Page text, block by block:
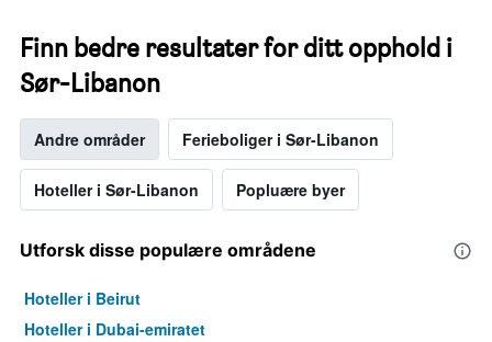
Finn bedre resultater for ditt opphold i
Sør-Libanon
Andre områder Ferieboliger i Sør-Libanon
Hoteller i Sør-Libanon Popluære byer
Utforsk disse populære områdene
Hoteller i Beirut
Hoteller i Dubai-emiratet